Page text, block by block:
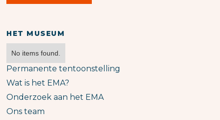
HET MUSEUM
No items found.
Permanente tentoonstelling
Wat is het EMA?
Onderzoek aan het EMA
Ons team